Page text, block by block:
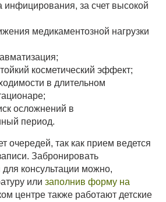
инфицирования, за счет высокой
медикаментозной нагрузки
косметический эффект;
в длительном
осложнений в
период.
очередей, так как прием ведется
Забронировать
консультации можно,
или заполнив форму на
центре также работают детские